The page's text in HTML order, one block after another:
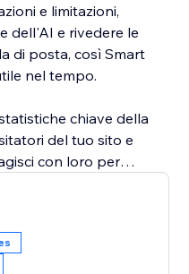
e limitazioni,
dell'AI e rivedere le
di posta, così Smart
nel tempo.
chiave della
del tuo sito e
con loro per
chiave
su come puoi migliorare